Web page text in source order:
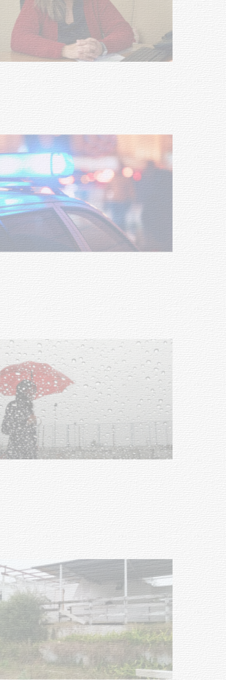
04-08-2026
NOTICIAS
NOTICIAS
Turismo accesible para personas